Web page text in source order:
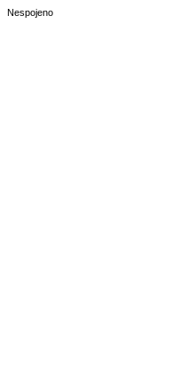
Nespojeno